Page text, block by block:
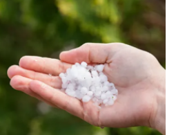
Sahkan Lima Perda Non-
Daerah
APBD Perubahan Tahun 2025:
Kesehatan, dan Infrastruktur
Pemprov Papua Pegunungan
untuk 684 Pengungsi Yalimo